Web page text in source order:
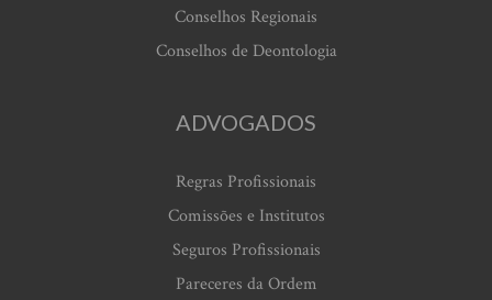
Conselhos Regionais
Conselhos de Deontologia
ADVOGADOS
Regras Profissionais
Comissões e Institutos
Seguros Profissionais
Pareceres da Ordem